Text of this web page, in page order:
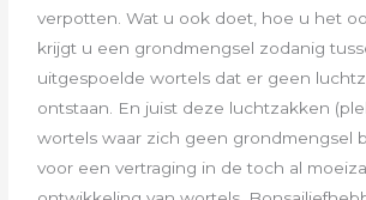
verpotten. Wat u ook doet, hoe u het
krijgt u een grondmengsel zodanig
uitgespoelde wortels dat er geen
ontstaan. En juist deze luchtzakken
wortels waar zich geen grondmengsel
voor een vertraging in de toch al